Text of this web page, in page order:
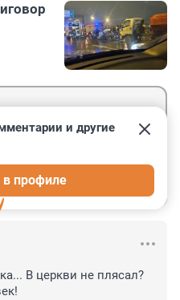
и другие
в профиле
В церкви не плясал?